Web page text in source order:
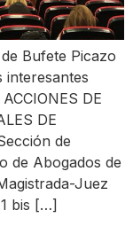
Bufete Picazo
interesantes
DE
DE
de
de Abogados de
Juez
bis […]